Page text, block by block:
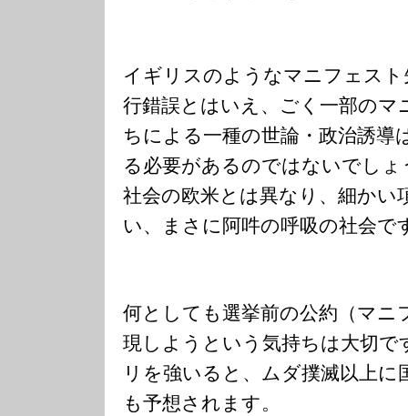
イギリスのようなマニフェス
行錯誤とはいえ、ごく一部のマ
ちによる一種の世論・政治誘導
る必要があるのではないでし
社会の欧米とは異なり、細かい
い、まさに阿吽の呼吸の社会で
何としても選挙前の公約（マニ
現しようという気持ちは大切で
リを強いると、ムダ撲滅以上に
も予想されます。